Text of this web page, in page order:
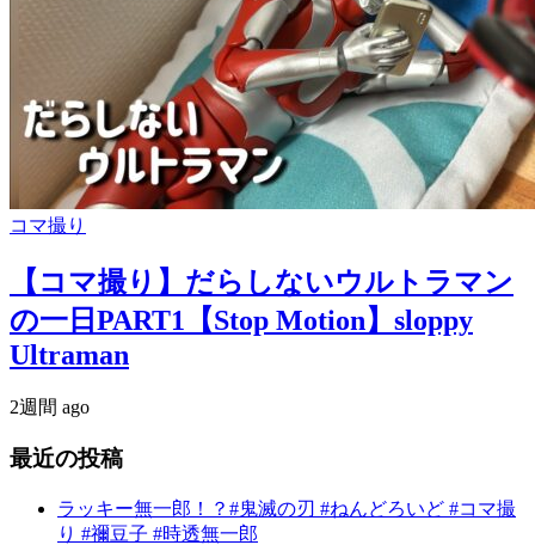
コマ撮り
【コマ撮り】だらしないウルトラマン
の一日PART1【Stop Motion】sloppy
Ultraman
2週間 ago
最近の投稿
ラッキー無一郎！？#鬼滅の刃 #ねんどろいど #コマ撮
り #禰豆子 #時透無一郎